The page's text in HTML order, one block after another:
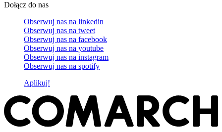
Dołącz do nas
Obserwuj nas na linkedin
Obserwuj nas na tweet
Obserwuj nas na facebook
Obserwuj nas na youtube
Obserwuj nas na instagram
Obserwuj nas na spotify
Aplikuj!